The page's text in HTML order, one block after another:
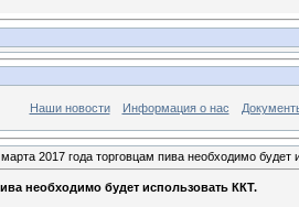
Наши новости Информация о нас
2017 года торговцам пива необходимо будет
необходимо будет использовать ККТ.